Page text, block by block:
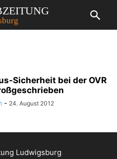
Sicherheit bei der OVR
- 24. August 2012